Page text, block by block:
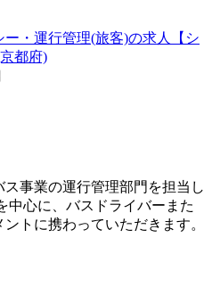
・運行管理(旅客)の求人【シ
都府)
事業の運行管理部門を担当し
中心に、バスドライバーまた
トに携わっていただきます。